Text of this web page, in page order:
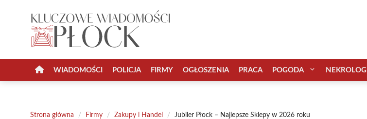
WIADOMOŚCI POLICJA FIRMY OGŁOSZENIA PRACA POGODA NEKROLOGI
Strona główna / Firmy / Zakupy i Handel / Jubiler Płock – Najlepsze Sklepy w 2026 roku